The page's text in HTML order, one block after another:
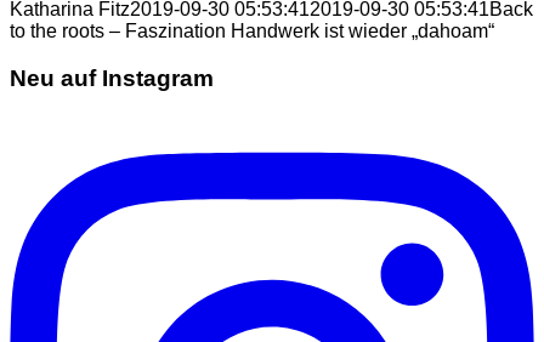
Katharina Fitz2019-09-30 05:53:412019-09-30 05:53:41Back
to the roots – Faszination Handwerk ist wieder „dahoam“
Neu auf Instagram